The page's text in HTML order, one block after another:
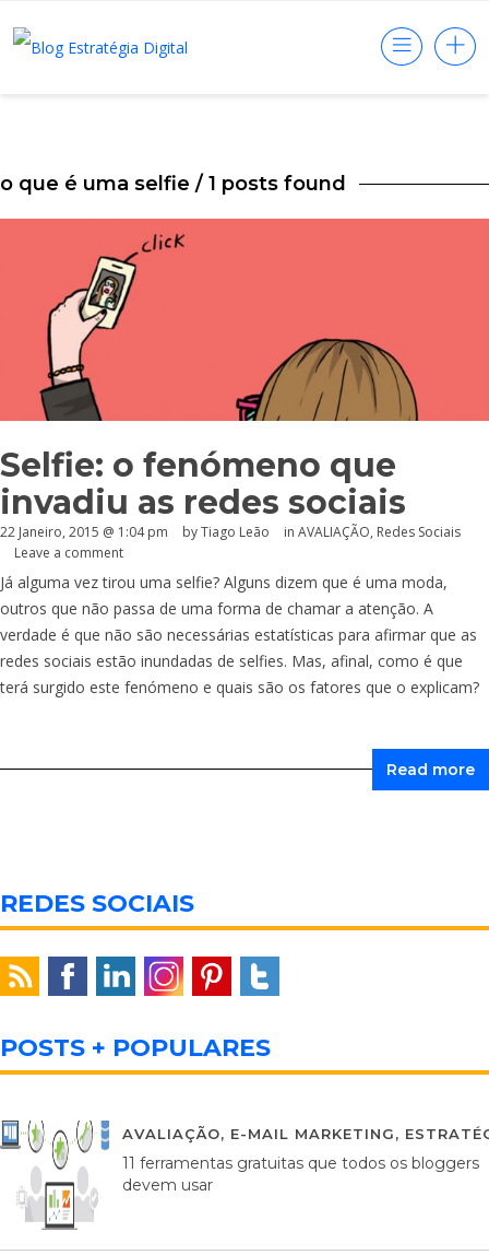
o que é uma selfie / 1 posts found
Selfie: o fenómeno que
invadiu as redes sociais
22 Janeiro, 2015 @ 1:04 pm by Tiago Leão in AVALIAÇÃO, Redes Sociais
Leave a comment
Já alguma vez tirou uma selfie? Alguns dizem que é uma moda,
outros que não passa de uma forma de chamar a atenção. A
verdade é que não são necessárias estatísticas para afirmar que as
redes sociais estão inundadas de selfies. Mas, afinal, como é que
terá surgido este fenómeno e quais são os fatores que o explicam?
Read more
REDES SOCIAIS
POSTS + POPULARES
AVALIAÇÃO, E-MAIL MARKETING,
11 ferramentas gratuitas que todos os bloggers
devem usar